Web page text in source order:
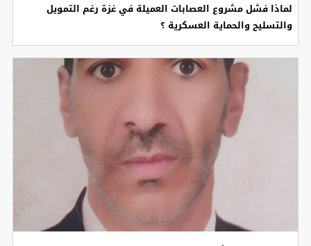
لماذا فشل مشروع العصابات العميلة في غزة رغم التمويل
والتسليح والحماية العسكرية ؟